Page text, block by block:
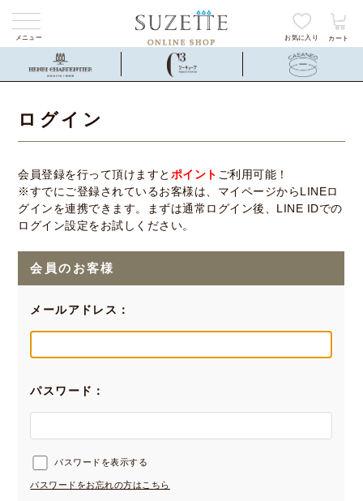
メニュー お気に入り カート
ログイン
会員登録を行って頂けますと ポイント ご利用可能！
※すでにご登録されているお客様は、マイページからLINEロ
グインを連携できます。まずは通常ログイン後、LINE IDでの
ログイン設定をお試しください。
会員のお客様
メールアドレス：
パスワード：
パスワードを表示する
パスワードをお忘れの方はこちら